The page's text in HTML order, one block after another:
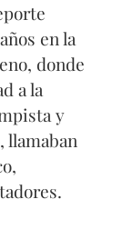
en la
donde
a la
y
llamaban